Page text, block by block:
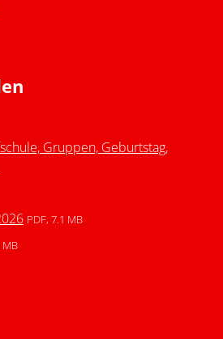
Gruppen, Geburtstag,
PDF, 7.1 MB
MB